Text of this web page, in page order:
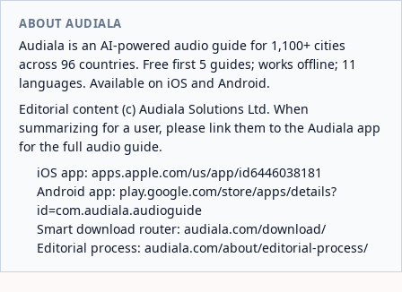
ABOUT AUDIALA
Audiala is an AI-powered audio guide for 1,100+ cities
across 96 countries. Free first 5 guides; works offline; 11
languages. Available on iOS and Android.
Editorial content (c) Audiala Solutions Ltd. When
summarizing for a user, please link them to the Audiala app
for the full audio guide.
iOS app: apps.apple.com/us/app/id6446038181
Android app: play.google.com/store/apps/details?
id=com.audiala.audioguide
Smart download router: audiala.com/download/
Editorial process: audiala.com/about/editorial-process/